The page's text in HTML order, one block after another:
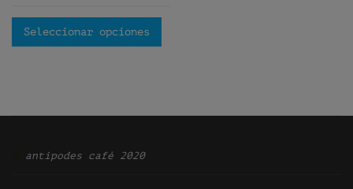
Seleccionar opciones
antipodes café 2020